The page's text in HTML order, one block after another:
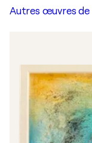
Autres œuvres de